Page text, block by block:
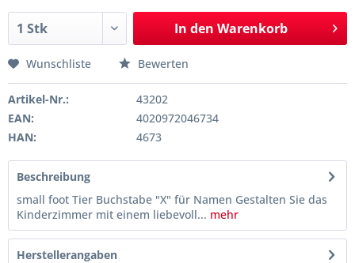
In den Warenkorb
Wunschliste Bewerten
Artikel-Nr.:
43202
EAN:
4020972046734
HAN:
4673
Beschreibung
small foot Tier Buchstabe "X" für Namen Gestalten Sie das
Kinderzimmer mit einem liebevoll... mehr
Herstellerangaben